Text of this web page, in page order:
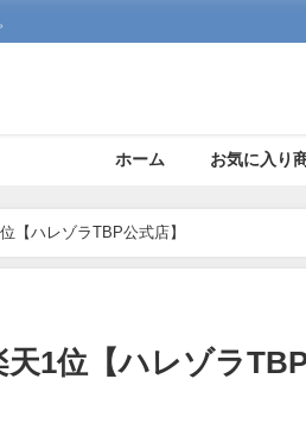
ホーム お気に入り
【ハレゾラTBP公式店】
1位【ハレゾラTBP